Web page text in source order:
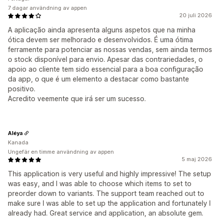
20 juli 2026
A aplicação ainda apresenta alguns aspetos que na minha
ótica devem ser melhorado e desenvolvidos. É uma ótima
ferramente para potenciar as nossas vendas, sem ainda termos
o stock disponível para envio. Apesar das contrariedades, o
apoio ao cliente tem sido essencial para a boa configuração
da app, o que é um elemento a destacar como bastante
positivo.
Acredito veemente que irá ser um sucesso.
7 dagar användning av appen
5 maj 2026
This application is very useful and highly impressive! The setup
was easy, and I was able to choose which items to set to
preorder down to variants. The support team reached out to
make sure I was able to set up the application and fortunately I
already had. Great service and application, an absolute gem.
Aléya
Kanada
Ungefär en timme användning av appen